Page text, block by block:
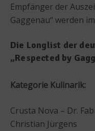
Empfänger der
Gaggenau“ werden
Die Longlist der
„Respected by
Kategorie Kulinarik:
Crusta Nova – Dr.
Christian Jürgens